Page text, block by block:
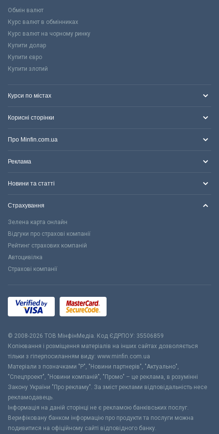
Обмін валют
Курс валют в обмінниках
Курс валют на чорному ринку
Купити долар
Купити євро
Купити злотий
Курси по містах
Корисні сторінки
Про Minfin.com.ua
Реклама
Новини та статті
Страхування
Зелена карта онлайн
Відгуки про страхові компанії
Рейтинг страхових компаній
Автоцивілка
Страхові компанії
© 2008-2026 ТОВ МiнфiнМедiа. Код ЄДРПОУ: 35506859
Копіювання і розміщення матеріалів на інших сайтах дозволяється
тільки з гіперпосиланням виду: www.minfin.com.ua
Матеріали з позначками "Р", "Новини партнерів", "Актуально",
"Спецпроект", "Новини компаній", "Промо" – це реклама, в розумінні
Закону України "Про рекламу". За зміст реклами відповідальність несе
рекламодавець.
Інформація на даній сторінці не є рекламою банківських послуг.
Верифіковану банком інформацію про продукти та послуги можна
подивитися на офіційному сайті відповідного банку.